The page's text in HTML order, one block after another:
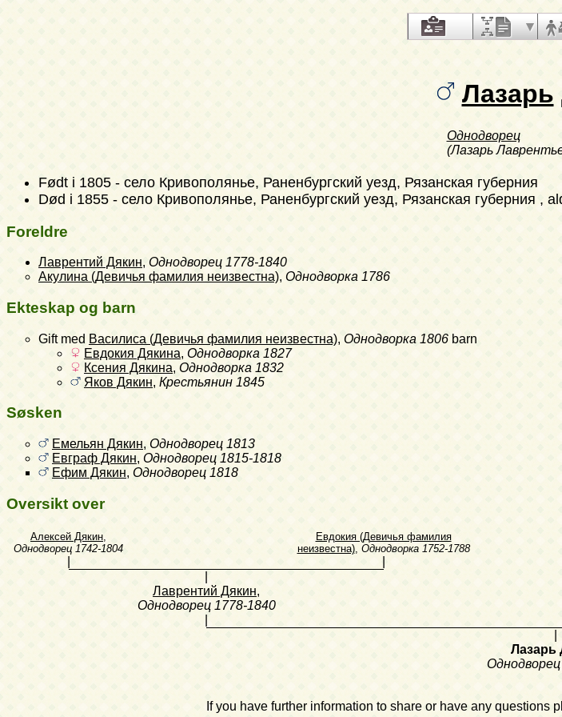
Лазарь
Однодворец
(Лазарь
Født i 1805 - село Кривополянье, Раненбургский уезд, Рязанская губерния
Død i 1855 - село Кривополянье, Раненбургский уезд, Рязанская губерния ,
Foreldre
Лаврентий Дякин, Однодворец 1778-1840
Акулина (Девичья фамилия неизвестна), Однодворка 1786
Ekteskap og barn
Gift med Василиса (Девичья фамилия неизвестна), Однодворка 1806 barn
Евдокия Дякина, Однодворка 1827
Ксения Дякина, Однодворка 1832
Яков Дякин, Крестьянин 1845
Søsken
Емельян Дякин, Однодворец 1813
Евграф Дякин, Однодворец 1815-1818
Ефим Дякин, Однодворец 1818
Oversikt over
Алексей Дякин
Однодворец 1742-1804
Евдокия (Девичья фамилия
неизвестна), Однодворка 1752-1788
Лаврентий Дякин,
Однодворец 1778-1840
Лазарь
Однодворец
If you have further information to share or have any questions